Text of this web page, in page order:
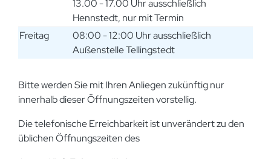
13.00 - 17.00 Uhr ausschließlich
Hennstedt, nur mit Termin
Freitag
08:00 - 12:00 Uhr ausschließlich
Außenstelle Tellingstedt
Bitte werden Sie mit Ihren Anliegen zukünftig nur
innerhalb dieser Öffnungszeiten vorstellig.
Die telefonische Erreichbarkeit ist unverändert zu den
üblichen Öffnungszeiten des